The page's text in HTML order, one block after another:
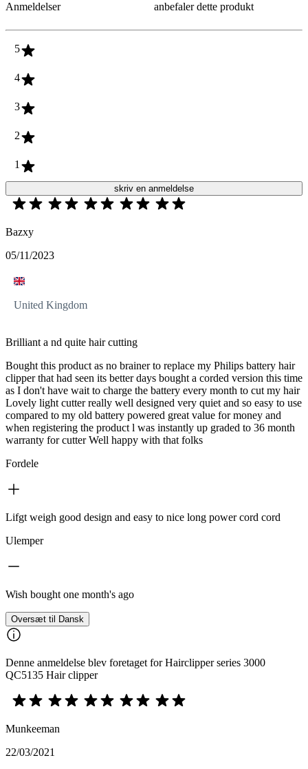
Anmeldelser
anbefaler dette produkt
5
4
3
2
1
skriv en anmeldelse
Bazxy
05/11/2023
United Kingdom
Brilliant a nd quite hair cutting
Bought this product as no brainer to replace my Philips battery hair
clipper that had seen its better days bought a corded version this time
as I don't have wait to charge the battery every month to cut my hair
Lovely light cutter really well designed very quiet and so easy to use
compared to my old battery powered great value for money and
when registering the product l was instantly up graded to 36 month
warranty for cutter Well happy with that folks
Fordele
Lifgt weigh good design and easy to nice long power cord cord
Ulemper
Wish bought one month's ago
Oversæt til Dansk
Denne anmeldelse blev foretaget for Hairclipper series 3000
QC5135 Hair clipper
Munkeeman
22/03/2021